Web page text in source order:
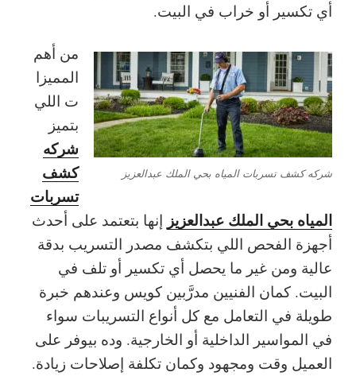
أي تكسير أو خراب في البيت.
شركه كشف تسربات المياه بحي الملك عبدالعزيز
من أهم
المميزا
ت اللي
بتميز
شركه
كشف
تسربات
المياه بحي الملك عبدالعزيز إنها بتعتمد على أحدث
أجهزة الفحص اللي بتكشف مصدر التسريب بدقة
عالية ومن غير ما يحصل أي تكسير أو تلف في
البيت. كمان الفنيين مدرَّبين كويس وعندهم خبرة
طويلة في التعامل مع كل أنواع التسريبات سواء
في المواسير الداخلية أو الخارجية. وده بيوفر على
العميل وقت ومجهود وكمان تكلفة إصلاحات زيادة.